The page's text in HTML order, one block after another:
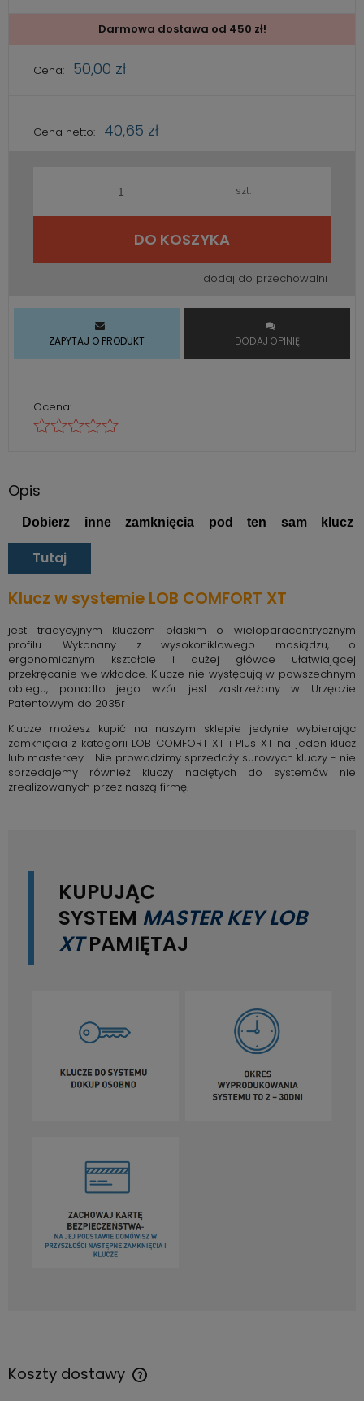
Darmowa dostawa od 450 zł!
Cena: 50,00 zł
Cena netto: 40,65 zł
szt.
DO KOSZYKA
dodaj do przechowalni
Ocena:
ZAPYTAJ O PRODUKT DODAJ OPINIĘ
Opis
Dobierz inne zamknięcia pod ten sam klucz
Tutaj
Klucz w systemie LOB COMFORT XT
jest tradycyjnym kluczem płaskim o wieloparacentrycznym
profilu. Wykonany z wysokoniklowego mosiądzu, o
ergonomicznym kształcie i dużej główce ułatwiającej
przekręcanie we wkładce. Klucze nie występują w powszechnym
obiegu, ponadto jego wzór jest zastrzeżony w Urzędzie
Patentowym do 2035r
Klucze możesz kupić na naszym sklepie jedynie wybierając
zamknięcia z kategorii LOB COMFORT XT i Plus XT na jeden klucz
lub masterkey . Nie prowadzimy sprzedaży surowych kluczy - nie
sprzedajemy również kluczy naciętych do systemów nie
zrealizowanych przez naszą firmę.
KUPUJĄC
SYSTEM MASTER KEY LOB
XT PAMIĘTAJ
Koszty dostawy
Cena nie zawiera ewentualnych kosztów płatności